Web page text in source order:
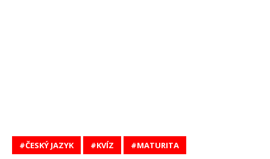
ČESKÝ JAZYK KVÍZ MATURITA